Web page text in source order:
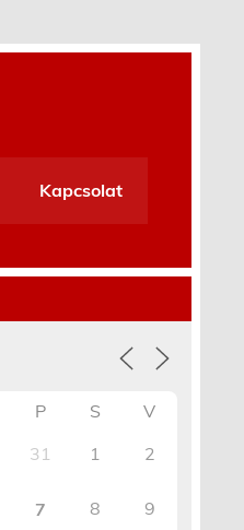
Kapcsolat
P S
V
31 1 2
7 8 9